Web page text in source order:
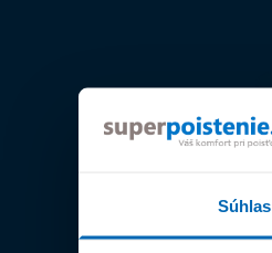
Súhlas